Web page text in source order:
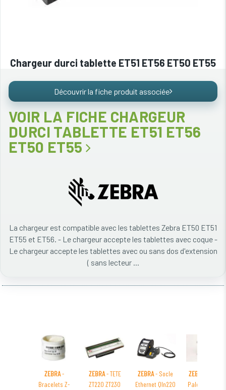
Chargeur durci tablette ET51 ET56 ET50 ET55
Découvrir la fiche produit associée
VOIR LA FICHE CHARGEUR
DURCI TABLETTE ET51 ET56
ET50 ET55
La chargeur est compatible avec les tablettes Zebra ET50 ET51
ET55 et ET56. - Le chargeur accepte les tablettes avec coque -
Le chargeur accepte les tablettes avec ou sans dos d'extension
( sans lecteur ...
ZEBRA-
Bracelets Z-
ZEBRA- TETE
ZT220 ZT230
ZEBRA- Socle
Ethernet Qln220
ZEBRA
Palette RW420